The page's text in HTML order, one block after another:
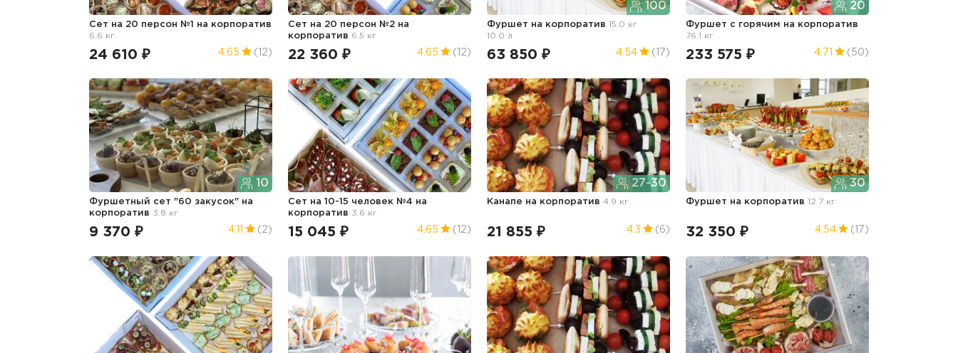
Сет на 20 персон №1 на корпоратив
6.6 кг
24 610 ₽ 4.65 (12)
Сет на 20 персон №2 на
корпоратив 6.5 кг
22 360 ₽ 4.65 (12)
100
Фуршет на корпоратив 15.0 кг
10.0 л
63 850 ₽ 4.54 (17)
20
Фуршет с горячим на корпоратив
76.1 кг
233 575 ₽ 4.71 (50)
10
Фуршетный сет "60 закусок"
на
корпоратив 3.8 кг
9 370 ₽ 4.11 (2)
Сет на 10-15 человек №4
на
корпоратив 3.6 кг
15 045 ₽ 4.65 (12)
27-30
Канапе на корпоратив 4.9 кг
21 855 ₽ 4.3 (6)
30
Фуршет на корпоратив 12.7 кг
32 350 ₽ 4.54 (17)